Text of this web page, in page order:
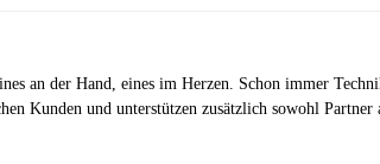
an der Hand, eines im Herzen. Schon immer
Kunden und unterstützen zusätzlich sowohl Partner